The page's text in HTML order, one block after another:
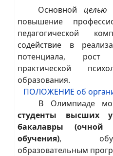
Основной целью
повышение
педагогической
содействие в
потенциала,
практической
образования.
ПОЛОЖЕНИЕ об
В Олимпиаде
студенты высших
бакалавры
обучения),
образовательным